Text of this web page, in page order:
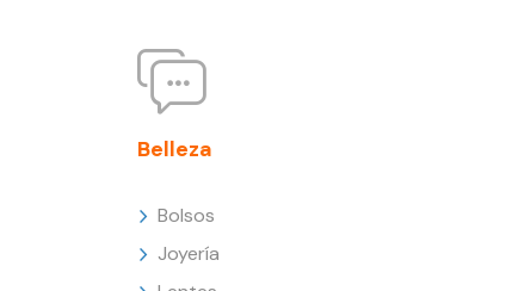
Belleza
Bolsos
Joyería